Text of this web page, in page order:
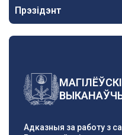
Прэзідэнт
Адказныя за работу з